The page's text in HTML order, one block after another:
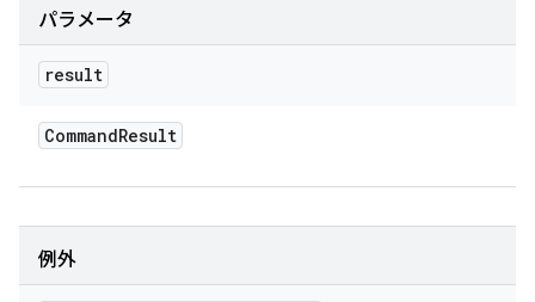
パラメータ
result
CommandResult
例外